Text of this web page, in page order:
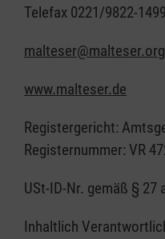
Telefax 0221/9822-1499
malteser@malteser.org
www.malteser.de
Registergericht:
Registernummer: VR
USt-ID-Nr. gemäß § 27
Inhaltlich